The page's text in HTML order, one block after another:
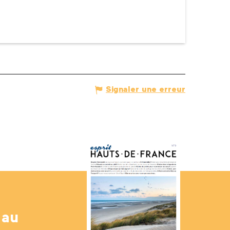
Signaler une erreur